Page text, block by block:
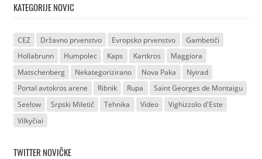
KATEGORIJE NOVIC
CEZ Državno prvenstvo Evropsko prvenstvo
Gambetiči
Hollabrunn
Humpolec Kaps Kartkros
Maggiora
Matschenberg
Nekategorizirano Nova Paka
Nyirad
Portal avtokros arene
Ribnik Rupa
Saint Georges de Montaigu
Seelow
Srpski Miletič Tehnika Video
Vighizzolo d'Este
Vilkyčiai
TWITTER NOVIČKE